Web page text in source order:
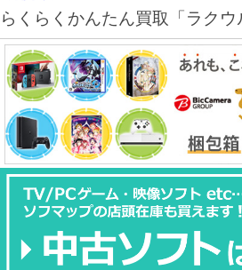
らくらくかんたん買取「ラクウ